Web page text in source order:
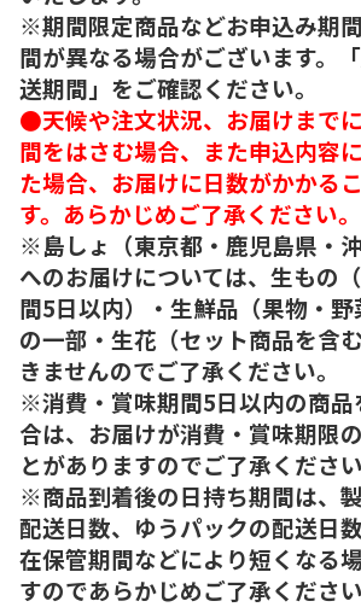
※期間限定商品などお申込み期
間が異なる場合がございます。
送期間」をご確認ください。
●天候や注文状況、お届けまで
間をはさむ場合、また申込内容
た場合、お届けに日数がかかる
す。あらかじめご了承ください。
※島しょ（東京都・鹿児島県・
へのお届けについては、生もの
間5日以内）・生鮮品（果物・野
の一部・生花（セット商品を含
きませんのでご了承ください。
※消費・賞味期間5日以内の商品
合は、お届けが消費・賞味期限
とがありますのでご了承ください
※商品到着後の日持ち期間は、
配送日数、ゆうパックの配送日
在保管期間などにより短くなる
すのであらかじめご了承ください